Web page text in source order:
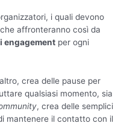
i quali devono
affronteranno così da
engagement per ogni
crea delle pause per
qualsiasi momento, sia
, crea delle semplici
mantenere il contatto con il